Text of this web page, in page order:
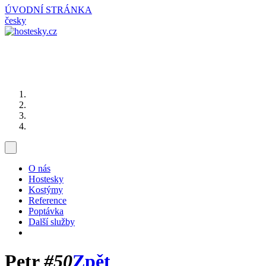
ÚVODNÍ STRÁNKA
česky
O nás
Hostesky
Kostýmy
Reference
Poptávka
Další služby
Petr#50Zpět